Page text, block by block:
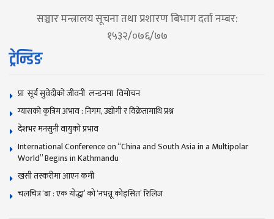
सञ्चार मन्त्रालय सूचना तथा प्रशारण बिभाग दर्ता नम्बर:
१५३२/०७६/७७
ट्रेन्डिङ
प्रा सूर्य सुवेदीको जीवनी लन्डनमा विमोचन
ग्यासको कृत्रिम अभाव : निगम, उद्योगी र विक्रेतामाथि प्रश्न
देशभर मनसुनी वायुको प्रभाव
International Conference on “China and South Asia in a Multipolar
World” Begins in Kathmandu
खसी तस्करीमा आएन कमी
चलचित्र ‘बा : एक योद्धा’ को ‘नभन्नू कोइसित’ रिलिज